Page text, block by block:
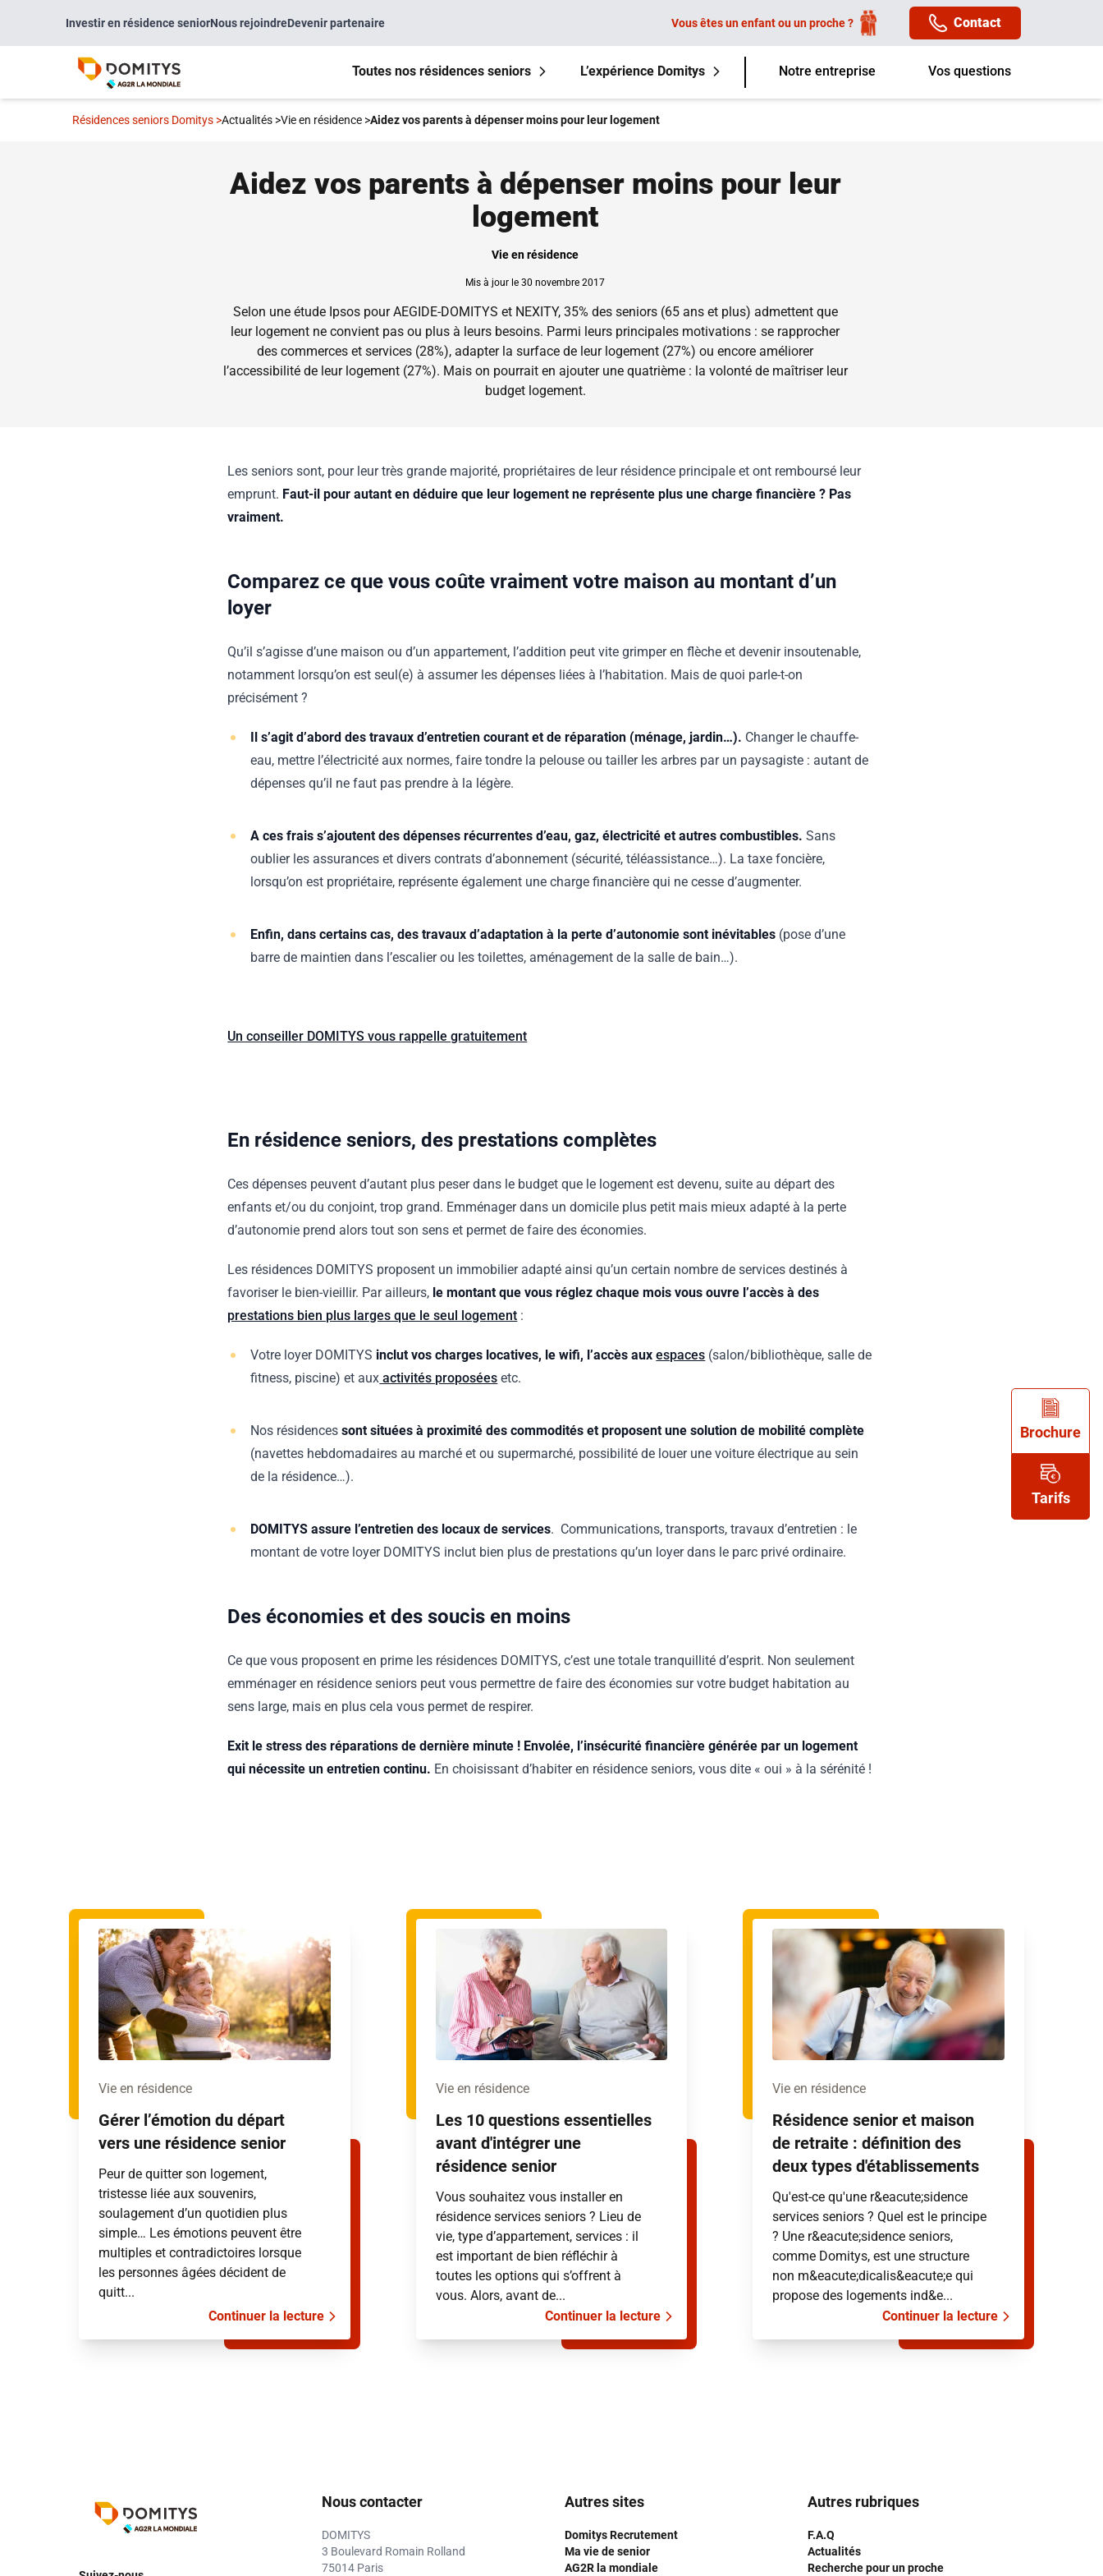
Investir en résidence seniorNous rejoindreDevenir partenaire Vous êtes un enfant ou un proche ? Contact
Toutes nos résidences seniors L’expérience Domitys Notre entreprise Vos questions
Résidences seniors Domitys >Actualités >Vie en résidence >Aidez vos parents à dépenser moins pour leur logement
Aidez vos parents à dépenser moins pour leur
logement
Vie en résidence
Mis à jour le 30 novembre 2017
Selon une étude Ipsos pour AEGIDE-DOMITYS et NEXITY, 35% des seniors (65 ans et plus) admettent que
leur logement ne convient pas ou plus à leurs besoins. Parmi leurs principales motivations : se rapprocher
des commerces et services (28%), adapter la surface de leur logement (27%) ou encore améliorer
l’accessibilité de leur logement (27%). Mais on pourrait en ajouter une quatrième : la volonté de maîtriser leur
budget logement.
Les seniors sont, pour leur très grande majorité, propriétaires de leur résidence principale et ont remboursé leur
emprunt. Faut-il pour autant en déduire que leur logement ne représente plus une charge financière ? Pas
vraiment.
Comparez ce que vous coûte vraiment votre maison au montant d’un
loyer
Qu’il s’agisse d’une maison ou d’un appartement, l’addition peut vite grimper en flèche et devenir insoutenable,
notamment lorsqu’on est seul(e) à assumer les dépenses liées à l’habitation. Mais de quoi parle-t-on
précisément ?
Il s’agit d’abord des travaux d’entretien courant et de réparation (ménage, jardin…). Changer le chauffe-
eau, mettre l’électricité aux normes, faire tondre la pelouse ou tailler les arbres par un paysagiste : autant de
dépenses qu’il ne faut pas prendre à la légère.
A ces frais s’ajoutent des dépenses récurrentes d’eau, gaz, électricité et autres combustibles.Sans
oublier les assurances et divers contrats d’abonnement (sécurité, téléassistance…). La taxe foncière,
lorsqu’on est propriétaire, représente également une charge financière qui ne cesse d’augmenter.
Enfin, dans certains cas, des travaux d’adaptation à la perte d’autonomie sont inévitables (pose d’une
barre de maintien dans l’escalier ou les toilettes, aménagement de la salle de bain…).
Un conseiller DOMITYS vous rappelle gratuitement
En résidence seniors, des prestations complètes
Ces dépenses peuvent d’autant plus peser dans le budget que le logement est devenu, suite au départ des
enfants et/ou du conjoint, trop grand. Emménager dans un domicile plus petit mais mieux adapté à la perte
d’autonomie prend alors tout son sens et permet de faire des économies.
Les résidences DOMITYS proposent un immobilier adapté ainsi qu’un certain nombre de services destinés à
favoriser le bien-vieillir. Par ailleurs, le montant que vous réglez chaque mois vous ouvre l’accès à des
prestations bien plus larges que le seul logement :
Votre loyer DOMITYS inclut vos charges locatives, le wifi, l’accès auxespaces (salon/bibliothèque, salle de
fitness, piscine) et aux activités proposées etc.
Nos résidencessont situées à proximité des commodités et proposent une solution de mobilité complète
(navettes hebdomadaires au marché et ou supermarché, possibilité de louer une voiture électrique au sein
de la résidence…).
DOMITYS assure l’entretien des locaux de services. Communications, transports, travaux d’entretien : le
montant de votre loyer DOMITYS inclut bien plus de prestations qu’un loyer dans le parc privé ordinaire.
Des économies et des soucis en moins
Ce que vous proposent en prime les résidences DOMITYS, c’est une totale tranquillité d’esprit. Non seulement
emménager en résidence seniors peut vous permettre de faire des économies sur votre budget habitation au
sens large, mais en plus cela vous permet de respirer.
Exit le stress des réparations de dernière minute ! Envolée, l’insécurité financière générée par un logement
qui nécessite un entretien continu. En choisissant d’habiter en résidence seniors, vous dite « oui » à la sérénité !
Vie en résidence
Gérer l’émotion du départ
vers une résidence senior
Peur de quitter son logement,
tristesse liée aux souvenirs,
soulagement d’un quotidien plus
simple… Les émotions peuvent être
multiples et contradictoires lorsque
les personnes âgées décident de
quitt...
Continuer la lecture
Vie en résidence
Les 10 questions essentielles
avant d'intégrer une
résidence senior
Vous souhaitez vous installer en
résidence services seniors ? Lieu de
vie, type d’appartement, services : il
est important de bien réfléchir à
toutes les options qui s’offrent à
vous. Alors, avant de...
Continuer la lecture
Vie en résidence
Résidence senior et maison
de retraite : définition des
deux types d'établissements
Qu'est-ce qu'une r&eacute;sidence
services seniors ? Quel est le principe
? Une r&eacute;sidence seniors,
comme Domitys, est une structure
non m&eacute;dicalis&eacute;e qui
propose des logements ind&e...
Continuer la lecture
Nous contacter
DOMITYS
3 Boulevard Romain Rolland
75014 Paris
Autres sites
Domitys Recrutement
Ma vie de senior
AG2R la mondiale
Autres rubriques
F.A.Q
Actualités
Recherche pour un proche
Brochure
Tarifs